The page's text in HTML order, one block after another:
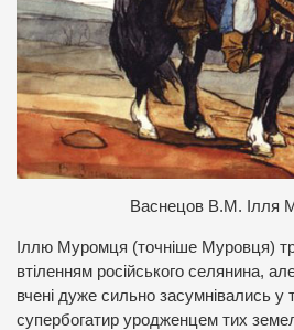
Васнецов В.М. Ілля
Іллю Муромця (точніше Муровця)
втіленням російського селянина, але
вчені дуже сильно засумнівались у
супербогатир уродженцем тих